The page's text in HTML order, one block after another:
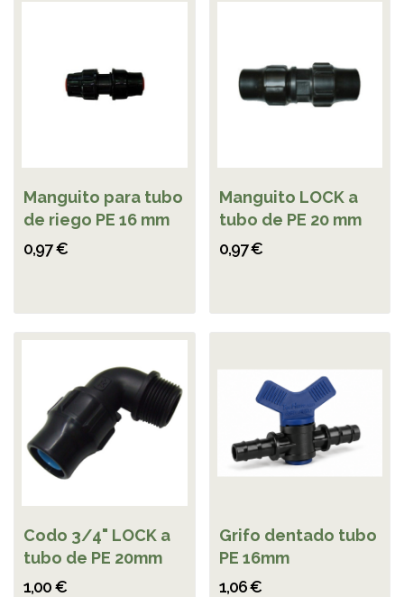
Manguito para tubo
de riego PE 16 mm
0,97 €
Manguito LOCK a
tubo de PE 20 mm
0,97 €
Codo 3/4" LOCK a
tubo de PE 20mm
1,00 €
Grifo dentado tubo
PE 16mm
1,06 €